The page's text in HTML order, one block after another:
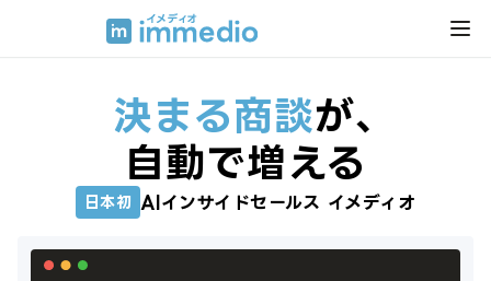
決まる商談が、
自動で増える
日本初 AIインサイドセールス イメディオ